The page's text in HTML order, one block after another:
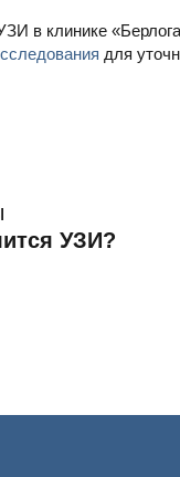
в клинике
для
УЗИ?